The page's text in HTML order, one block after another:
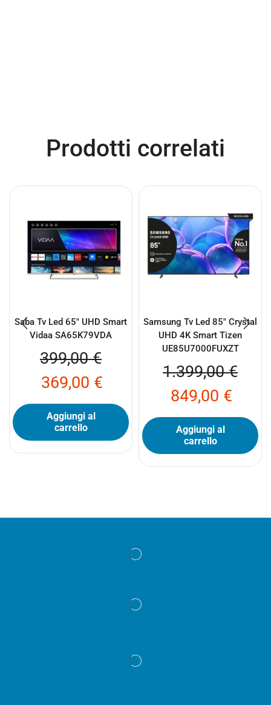
Prodotti correlati
Saba Tv Led 65″ UHD Smart
Vidaa SA65K79VDA
399,00€
369,00 €
Aggiungi al
carrello
Samsung Tv Led 85″ Crystal
UHD 4K Smart Tizen
UE85U7000FUXZT
1.399,00€
849,00 €
Aggiungi al
carrello